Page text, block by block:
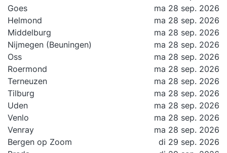
Goes
ma 28 sep. 2026
Helmond
ma 28 sep. 2026
Middelburg
ma 28 sep. 2026
Nijmegen (Beuningen)
ma 28 sep. 2026
Oss
ma 28 sep. 2026
Roermond
ma 28 sep. 2026
Terneuzen
ma 28 sep. 2026
Tilburg
ma 28 sep. 2026
Uden
ma 28 sep. 2026
Venlo
ma 28 sep. 2026
Venray
ma 28 sep. 2026
Bergen op Zoom
di 29 sep. 2026